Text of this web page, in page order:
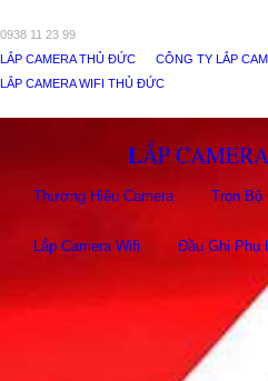
0938 11 23 99
LẮP CAMERA THỦ ĐỨC
CÔNG TY LẮP
LẮP CAMERA WIFI THỦ ĐỨC
LẮP
Thương Hiệu Camera Trọn Bộ
Lắp Camera Wifi Đầu Ghi Phụ